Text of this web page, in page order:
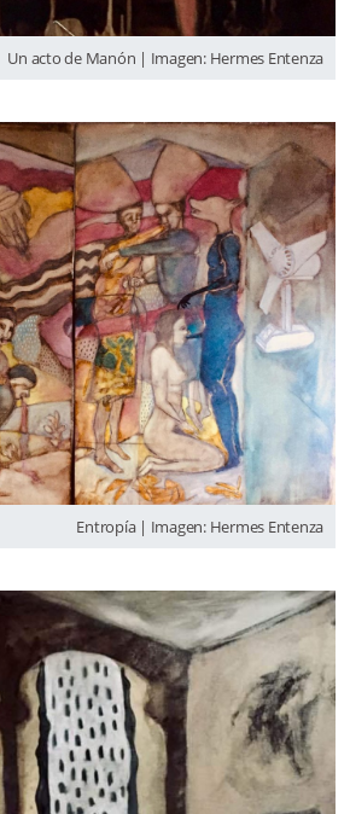
Un acto de Manón | Imagen: Hermes Entenza
Entropía | Imagen: Hermes Entenza